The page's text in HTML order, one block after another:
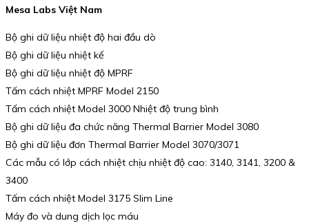
Mesa Labs Việt Nam
Bộ ghi dữ liệu nhiệt độ hai đầu dò
Bộ ghi dữ liệu nhiệt kế
Bộ ghi dữ liệu nhiệt độ MPRF
Tấm cách nhiệt MPRF Model 2150
Tấm cách nhiệt Model 3000 Nhiệt độ trung bình
Bộ ghi dữ liệu đa chức năng Thermal Barrier Model 3080
Bộ ghi dữ liệu đơn Thermal Barrier Model 3070/3071
Các mẫu có lớp cách nhiệt chịu nhiệt độ cao: 3140, 3141, 3200 &
3400
Tấm cách nhiệt Model 3175 Slim Line
Máy đo và dung dịch lọc máu